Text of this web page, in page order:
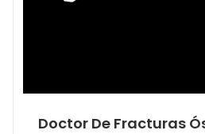
Doctor De Fracturas